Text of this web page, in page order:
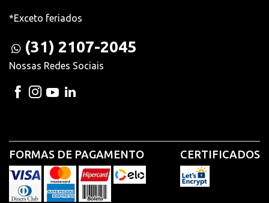
*Exceto feriados
(31) 2107-2045
Nossas Redes Sociais
FORMAS DE PAGAMENTO CERTIFICADOS